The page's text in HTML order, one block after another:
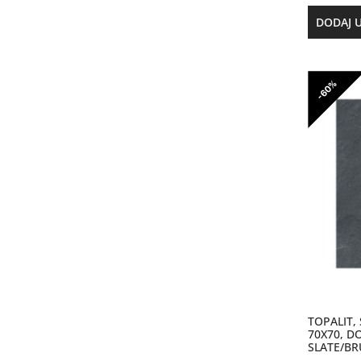
DODAJ
-60%
TOPALIT,
70X70,
SLATE/